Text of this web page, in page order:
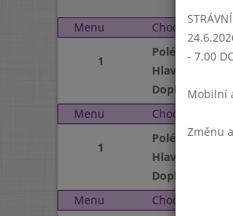
Menu
Chod
1
Polévka
Hlavní jídlo
Doplněk
Menu
Chod
1
Polévka
Hlavní jídlo
Doplněk
Menu
Chod
- 7.00
Mobilní
Změnu